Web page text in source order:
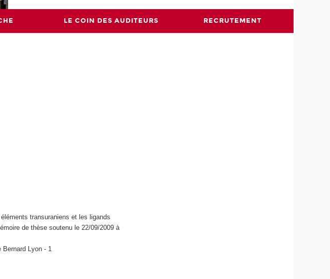
LE COIN DES AUDITEURS RECRUTEMENT
transuraniens et les ligands
de thèse soutenu le 22/09/2009 à
Lyon - 1